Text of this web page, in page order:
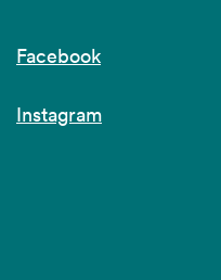
Facebook
Instagram